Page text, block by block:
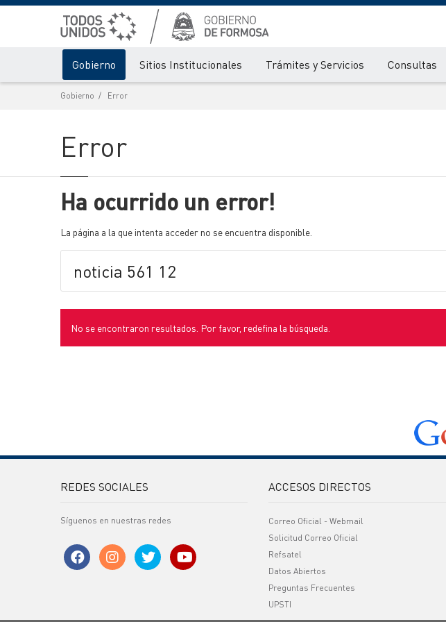
Gobierno Sitios Institucionales Trámites y Servicios Consultas
Gobierno Error
Error
Ha ocurrido un error!
La página a la que intenta acceder no se encuentra disponible.
No se encontraron resultados. Por favor, redefina la búsqueda.
REDES SOCIALES
Síguenos en nuestras redes
ACCESOS DIRECTOS
Correo Oficial - Webmail
Solicitud Correo Oficial
Refsatel
Datos Abiertos
Preguntas Frecuentes
UPSTI